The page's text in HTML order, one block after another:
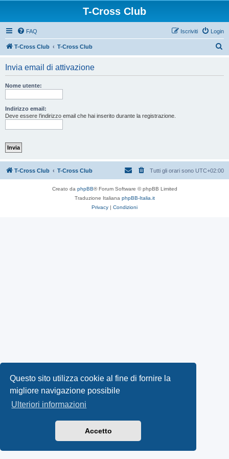
Questo sito utilizza cookie al fine di fornire la
migliore navigazione possibile
Ulteriori informazioni
Accetto
T-Cross Club
FAQ Login
Iscriviti
T-Cross Club T-Cross Club
Invia email di attivazione
Nome utente:
Indirizzo email:
Deve essere l’indirizzo email che hai inserito durante la registrazione.
T-Cross Club T-Cross Club Tutti gli orari sono UTC+02:00
Creato da phpBB® Forum Software © phpBB Limited
Traduzione Italiana phpBB-Italia.it
Privacy | Condizioni